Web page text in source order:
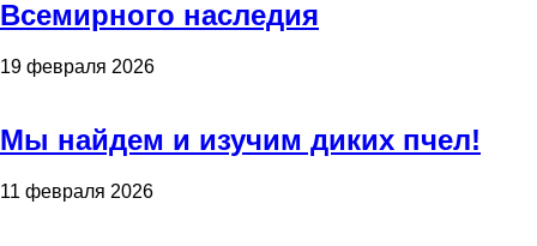
Всемирного наследия
19 февраля 2026
Мы найдем и изучим диких пчел!
11 февраля 2026